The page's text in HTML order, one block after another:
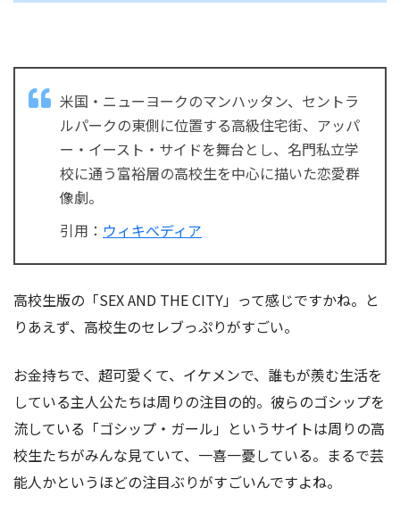
米国・ニューヨークのマンハッタン、セントラ
ルパークの東側に位置する高級住宅街、アッパ
ー・イースト・サイドを舞台とし、名門私立学
校に通う富裕層の高校生を中心に描いた恋愛群
像劇。
引用： ウィキべディア
高校生版の「SEX AND THE CITY」って感じですかね。と
りあえず、高校生のセレブっぷりがすごい。
お金持ちで、超可愛くて、イケメンで、誰もが羨む生活を
している主人公たちは周りの注目の的。彼らのゴシップを
流している「ゴシップ・ガール」というサイトは周りの高
校生たちがみんな見ていて、一喜一憂している。まるで芸
能人かというほどの注目ぶりがすごいんですよね。